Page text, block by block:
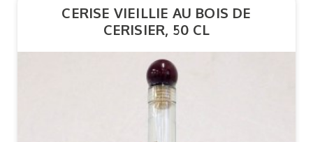
CERISE VIEILLIE AU BOIS DE
CERISIER, 50 CL